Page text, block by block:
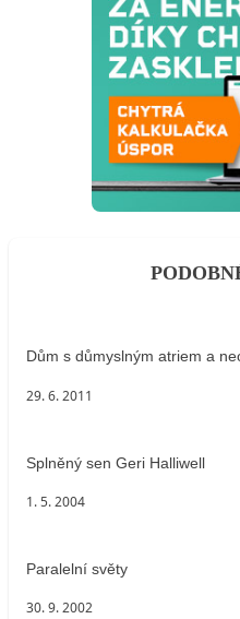
Dům s důmyslným atriem a
29. 6. 2011
Splněný sen Geri Halliwell
1. 5. 2004
Paralelní světy
30. 9. 2002